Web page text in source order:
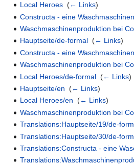
Local Heroes ‎(← Links)
Constructa - eine
Waschmaschinenproduktion bei
Hauptseite/de-formal ‎(← Links)
Constructa - eine
Waschmaschinenproduktion bei
Local Heroes/de-formal ‎(← Links)
Hauptseite/en ‎(← Links)
Local Heroes/en ‎(← Links)
Waschmaschinenproduktion bei
Translations:Hauptseite/19/de-
Translations:Hauptseite/30/de-
Translations:Constructa - eine